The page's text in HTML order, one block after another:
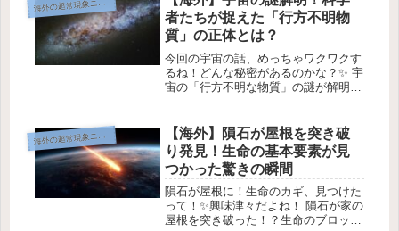
を当てた人たちがいるんだよ！さあ、
一...
海
外の超常現象ニュース
者たちが捉えた「行方不明物
質」の正体とは？
今回の宇宙の話、めっちゃワクワクす
るね！どんな秘密があるのかな？✨ 宇
宙の「行方不明な物質」の謎が解明さ
に半分の普通の物質が行方不明になっ
ていて、こ...
海
外の超常現象ニュース
【海外】隕石が屋根を突き破
り発見！生命の基本要素が見
つかった驚きの瞬間
隕石が屋根に！生命のカギ、見つけた
って！✨興味津々だよね！ 隕石が家の
屋根を突き破った！？生命のブロック